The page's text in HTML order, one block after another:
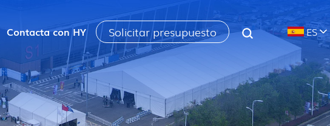
Contacta con HY Solicitar presupuesto ES